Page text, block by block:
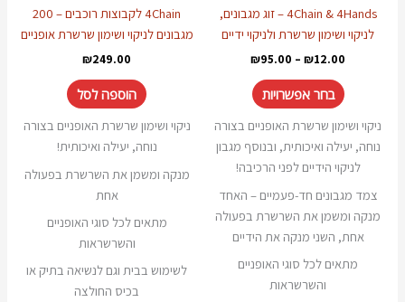
4Chain & 4Hands – זוג מגבונים,
לניקוי ושימון שרשרת ולניקוי ידיים
₪12.00
–
₪95.00
בחר אפשרויות
המוצר
ניקוי ושימון שרשרת האופניים בצורה
נוחה, יעילה ואיכותית, ובנוסף מגבון
לניקוי הידיים לפני הרכיבה!
צמד מגבונים חד-פעמיים – האחד
מנקה ומשמן את השרשרת בפעולה
אחת, השני מנקה את הידיים
מתאים לכל סוגי האופניים
והשרשראות
4Chain לקבוצות רוכבים – 200
מגבונים לניקוי ושימון שרשרת אופניים
₪249.00
הוספה לסל
ניקוי ושימון שרשרת האופניים בצורה
נוחה, יעילה ואיכותית!
מנקה ומשמן את השרשרת בפעולה
אחת
מתאים לכל סוגי האופניים
והשרשראות
לשימוש בבית וגם לנשיאה בתיק או
בכיס החולצה